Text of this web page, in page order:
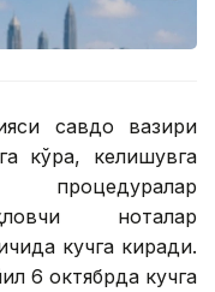
савдо вазири
кўра, келишувга
ноталар
кучга киради.
6 октябрда кучга